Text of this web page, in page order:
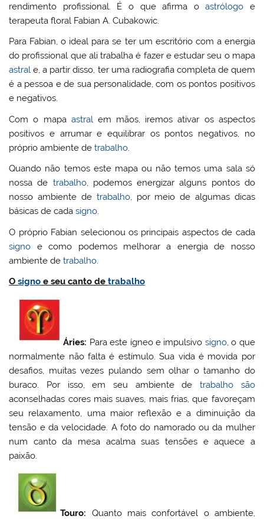
rendimento profissional. É o que afirma oastrólogo e
terapeuta floral Fabian A. Cubakowic.
Para Fabian, o ideal para se ter um escritório com a energia
do profissional que ali trabalha é fazer e estudar seu o mapa
astral e, a partir disso, ter uma radiografia completa de quem
é a pessoa e de sua personalidade, com os pontos positivos
e negativos.
Com o mapa astralem mãos, iremos ativar os aspectos
positivos e arrumar e equilibrar os pontos negativos, no
próprio ambiente detrabalho.
Quando não temos este mapa ou não temos uma sala só
nossa de trabalho, podemos energizar alguns pontos do
nosso ambiente de trabalho, por meio de algumas dicas
básicas de cadasigno.
O próprio Fabian selecionou os principais aspectos de cada
signo e como podemos melhorar a energia de nosso
ambiente detrabalho
Osigno e seu canto detrabalho
Áries: Para este ígneo e impulsivo signo, o que
normalmente não falta é estímulo. Sua vida é movida por
desafios, muitas vezes pulando sem olhar o tamanho do
buraco. Por isso, em seu ambiente detrabalho
são
aconselhadas cores mais suaves, mais frias, que favoreçam
seu relaxamento, uma maior reflexão e a diminuição da
tensão e da velocidade. A foto do namorado ou da mulher
num canto da mesa acalma suas tensões e aquece a
paixão.
Touro: Quanto mais confortável o ambiente,